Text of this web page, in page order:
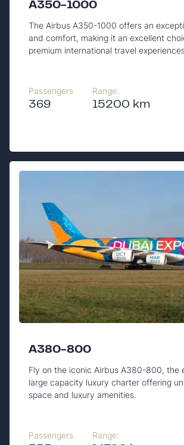
A350-1000
The Airbus A350-1000 offers an
and comfort, making it an excellent
premium international travel
Passengers
369
Range:
15200 km
A380-800
Fly on the iconic Airbus A380-800, the
large capacity luxury charter offering
space and luxury amenities.
Passengers
Range: